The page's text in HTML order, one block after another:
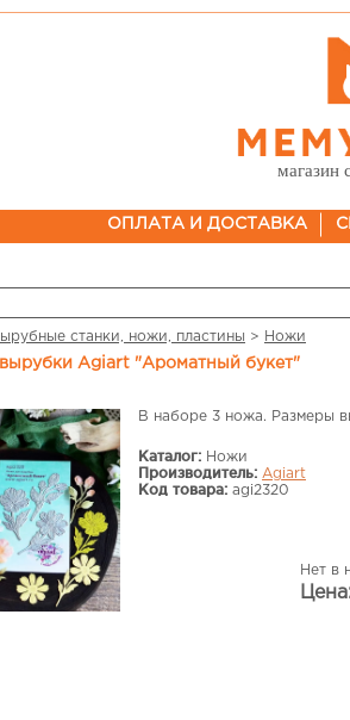
магазин
ОПЛАТА И ДОСТАВКА
станки, ножи, пластины > Ножи
вырубки Agiart "Ароматный букет"
В наборе 3 ножа. Размеры
Каталог: Ножи
Производитель: Agiart
Код товара: agi2320
Нет в